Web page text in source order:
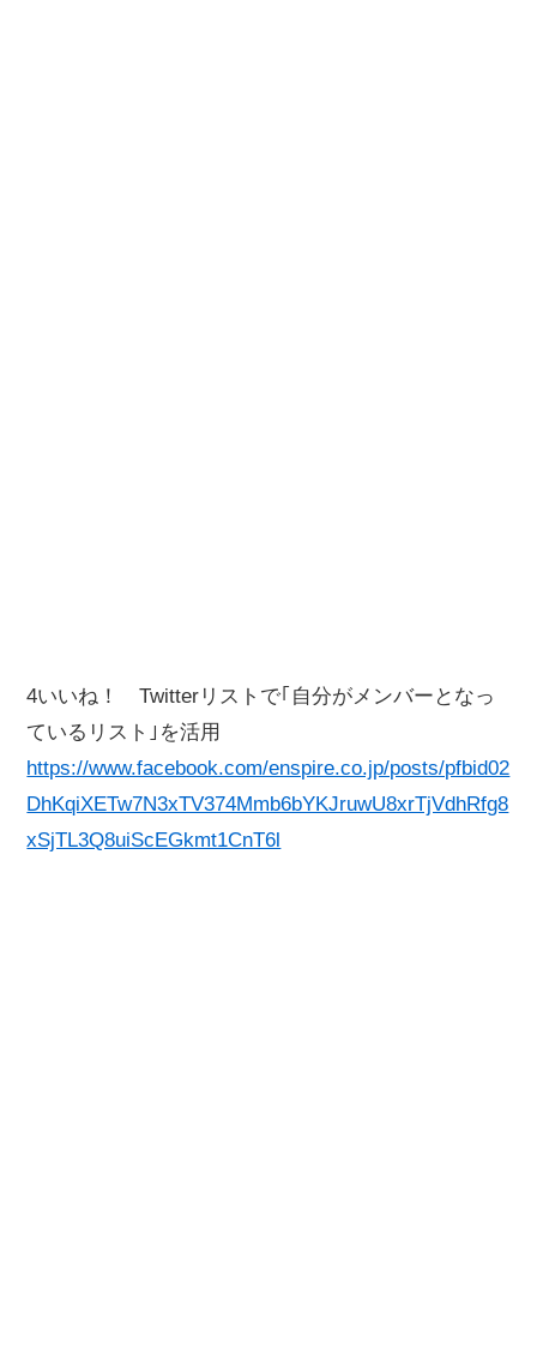
4いいね！ Twitterリストで｢自分がメンバーとなっ
ているリスト｣を活用
https://www.facebook.com/enspire.co.jp/posts/pfbid02
DhKqiXETw7N3xTV374Mmb6bYKJruwU8xrTjVdhRfg8
xSjTL3Q8uiScEGkmt1CnT6l